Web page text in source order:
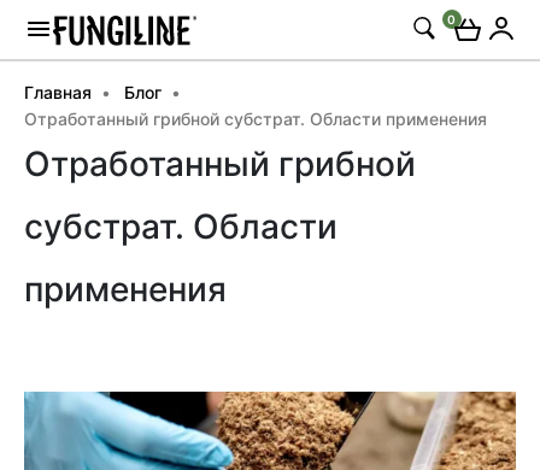
0
Главная
Блог
Отработанный грибной субстрат. Области применения
Отработанный грибной
субстрат. Области
применения